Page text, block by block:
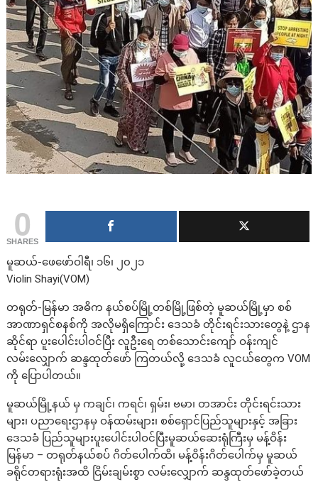
0
SHARES
မူဆယ်-ဖေဖော်ဝါရီ၊ ၁၆၊ ၂၀၂၁
Violin Shayi(VOM)
တရုတ်-မြန်မာ အဓိက နယ်စပ်မြို့တစ်မြို့ဖြစ်တဲ့ မူဆယ်မြို့မှာ စစ်
အာဏာရှင်စနစ်ကို အလိုမရှိကြောင်း ဒေသခံ တိုင်းရင်းသားတွေနဲ့ ဌာန
ဆိုင်ရာ ပူးပေါင်းပါဝင်ပြီး လူဦးရေ တစ်သောင်းကျော် ဝန်းကျင်
လမ်းလျှောက် ဆန္ဒထုတ်ဖော် ကြတယ်လို့ ဒေသခံ လူငယ်တွေက VOM
ကို ပြောပါတယ်။
မူဆယ်မြို့နယ် မှ ကချင်၊ ကရင်၊ ရှမ်း၊ ဗမာ၊ တအာင်း တိုင်းရင်းသား
များ၊ ပညာရေးဌာနမှ ဝန်ထမ်းများ၊ စစ်ရှောင်ပြည်သူများနှင့် အခြား
ဒေသခံ ပြည်သူများပူးပေါင်းပါဝင်ပြီးမူဆယ်ဆေးရုံကြီးမှ မန့်ဝိန်း
မြန်မာ – တရုတ်နယ်စပ် ဂိတ်ပေါက်ထိ၊ မန့်ဝိန်းဂိတ်ပေါက်မှ မူဆယ်
ခရိုင်တရားရုံးအထိ ငြိမ်းချမ်းစွာ လမ်းလျှောက် ဆန္ဒထုတ်ဖော်ခဲ့တယ်